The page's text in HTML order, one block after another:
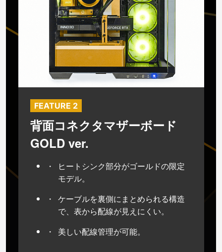
FEATURE 2
背面コネクタマザーボード
GOLD ver.
ヒートシンク部分がゴールドの限定
モデル。
ケーブルを裏側にまとめられる構造
で、表から配線が見えにくい。
美しい配線管理が可能。